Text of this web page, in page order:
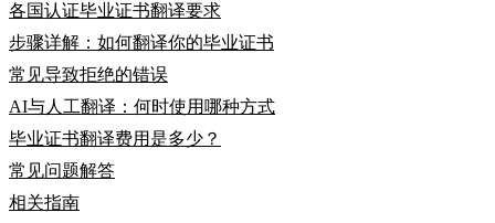
各国认证毕业证书翻译要求
步骤详解：如何翻译你的毕业证书
常见导致拒绝的错误
AI与人工翻译：何时使用哪种方式
毕业证书翻译费用是多少？
常见问题解答
相关指南